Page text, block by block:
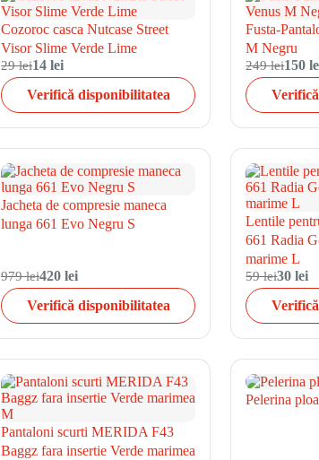
Cozoroc casca Nutcase Street
Visor Slime Verde Lime
29 lei14 lei
Verifică disponibilitatea
Fusta-
M Negru
249 lei150
Jacheta de compresie maneca
lunga 661 Evo Negru S
979 lei420 lei
Verifică disponibilitatea
Lentile
661 Radia
marime L
59 lei30 lei
Pantaloni scurti MERIDA F43
Baggz fara insertie Verde marimea
Pelerina